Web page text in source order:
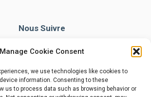
Manage Cookie Consent
we use technologies like cookies to
information. Consenting to these
us to process data such as browsing behavior or
Nous Suivre